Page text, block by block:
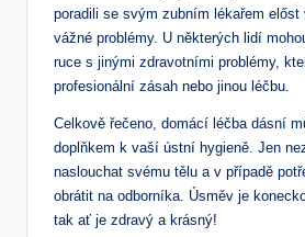
poradili se svým zubním lékařem
vážné problémy. U některých lidí
ruce s jinými zdravotními problémy,
profesionální zásah nebo jinou léčbu.
Celkově řečeno, domácí léčba dásní
doplňkem k vaší ústní hygieně. Jen
naslouchat svému tělu a v případě
obrátit na odborníka. Úsměv je
tak ať je zdravý a krásný!